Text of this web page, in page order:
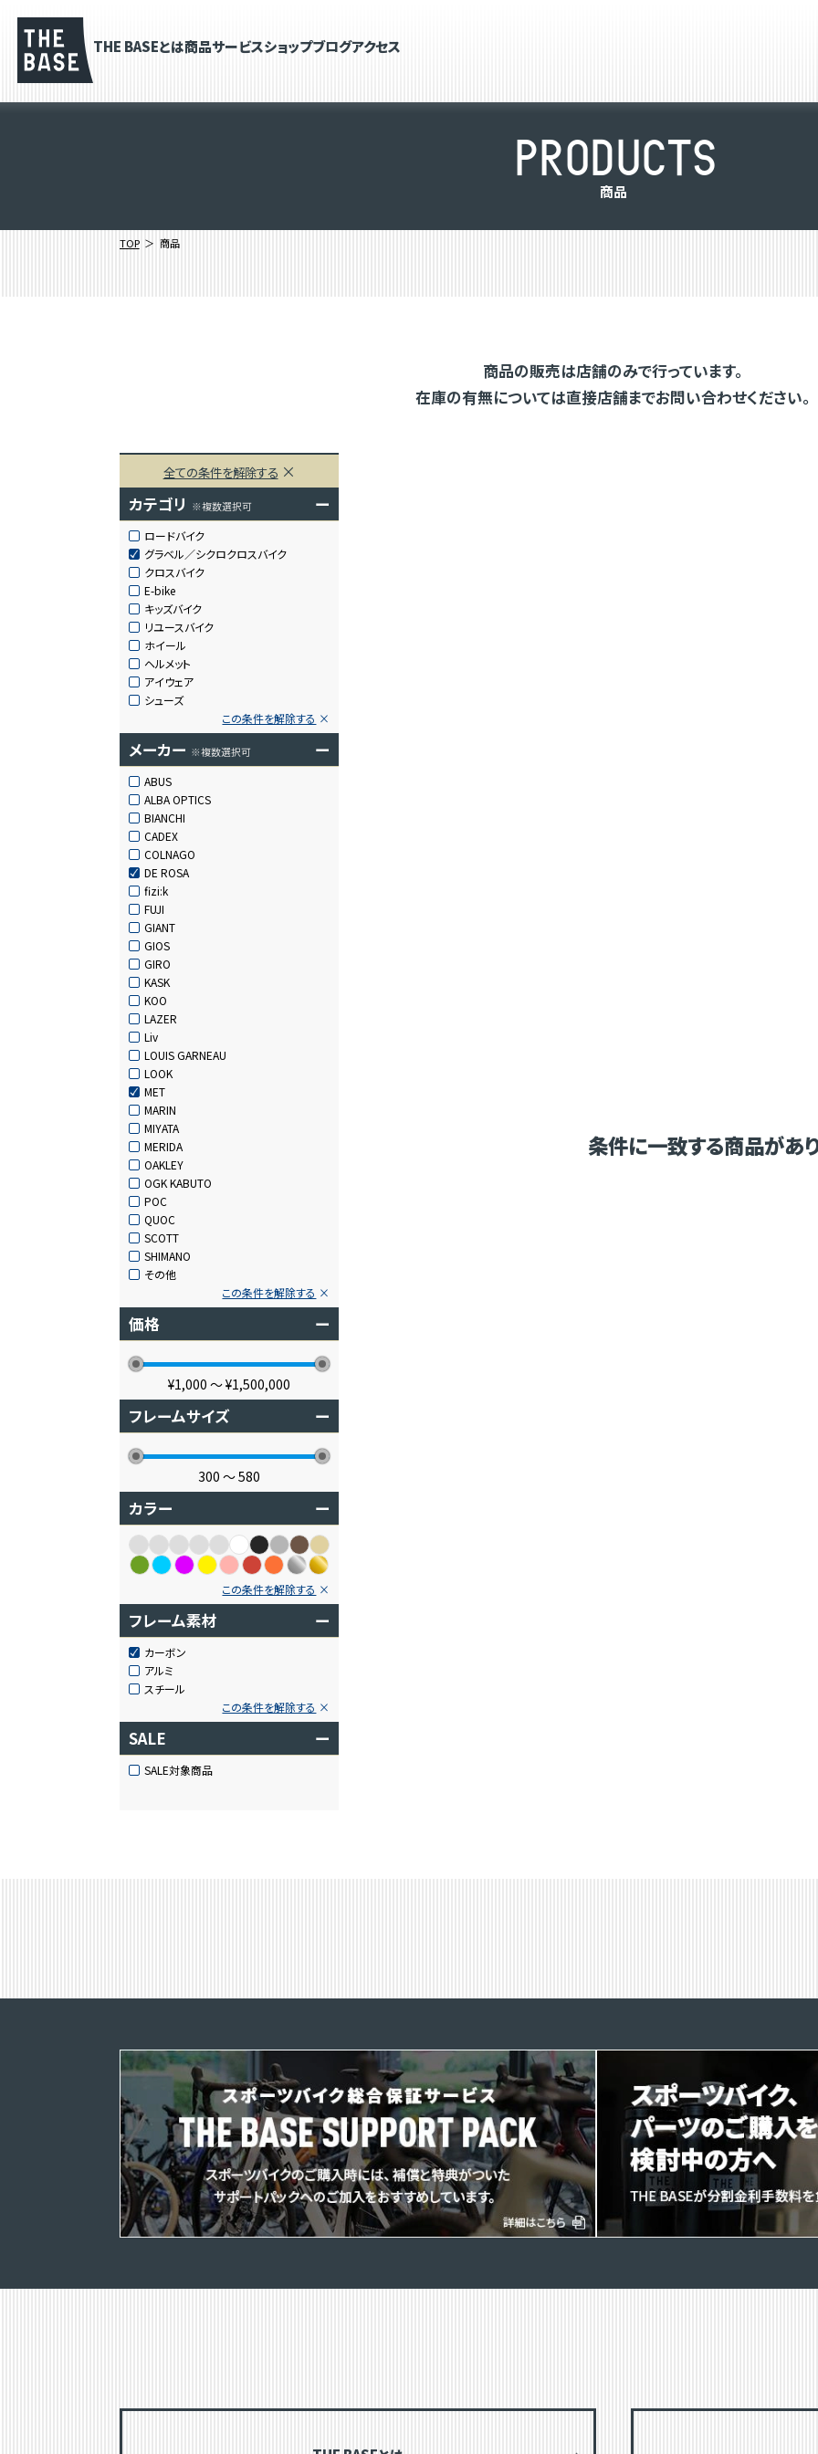
THE BASEとは商品サービスショップブログアクセス
PRODUCTS
商品
TOP 商品
商品の販売は店舗のみで行っています。
在庫の有無については直接店舗までお問い合わせください。
全ての条件を解除する
カテゴリ ※複数選択可 ー
ロードバイク
グラベル／シクロクロスバイク
クロスバイク
E-bike
キッズバイク
リユースバイク
ホイール
ヘルメット
アイウェア
シューズ
この条件を解除する
メーカー ※複数選択可 ー
ABUS
ALBA OPTICS
BIANCHI
CADEX
COLNAGO
DE ROSA
fizi:k
FUJI
GIANT
GIOS
GIRO
KASK
KOO
LAZER
Liv
LOUIS GARNEAU
LOOK
MET
MARIN
MIYATA
MERIDA
OAKLEY
OGK KABUTO
POC
QUOC
SCOTT
SHIMANO
その他
この条件を解除する
価格 ー
¥1,000 〜¥1,500,000
フレームサイズ ー
300 〜580
カラー ー
この条件を解除する
フレーム素材 ー
カーボン
アルミ
スチール
この条件を解除する
SALE ー
SALE対象商品
条件に一致する商品があ